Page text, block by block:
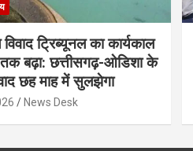
ट्रिब्यूनल का कार्यकाल
बढ़ा: छत्तीसगढ़-ओडिशा के
छह माह में सुलझेगा
News Desk